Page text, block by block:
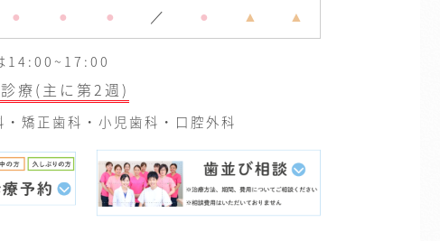
● ● ● ／ ● ▲ ▲
14:00~17:00
療(主に第2週)
・矯正歯科・小児歯科・口腔外科